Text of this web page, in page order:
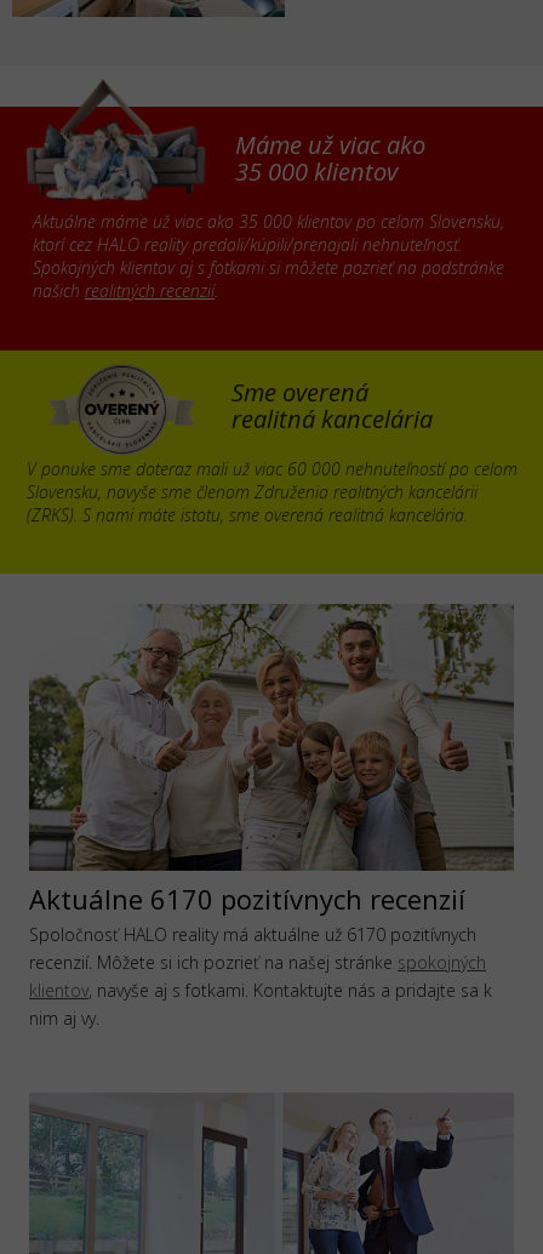
Máme už viac ako
35 000 klientov
Aktuálne máme už viac ako 35 000 klientov po celom Slovensku,
ktorí cez HALO reality predali/kúpili/prenajali nehnuteľnosť.
Spokojných klientov aj s fotkami si môžete pozrieť na podstránke
našich realitných recenzií.
Sme overená
realitná kancelária
V ponuke sme doteraz mali už viac 60 000 nehnuteľností po celom
Slovensku, navyše sme členom Združenia realitných kancelárii
(ZRKS). S nami máte istotu, sme overená realitná kancelária.
Aktuálne 6170 pozitívnych recenzií
Spoločnosť HALO reality má aktuálne už 6170 pozitívnych
recenzií. Môžete si ich pozrieť na našej stránke spokojných
klientov, navyše aj s fotkami. Kontaktujte nás a pridajte sa k
nim aj vy.